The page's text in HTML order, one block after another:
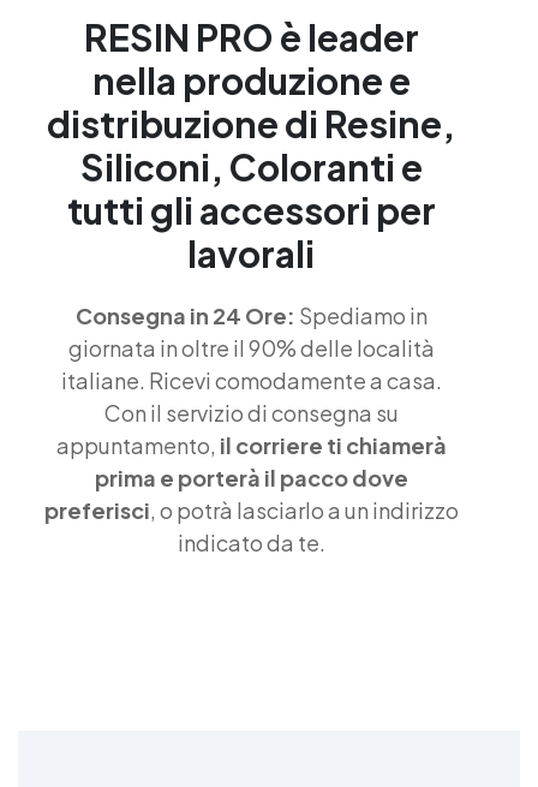
RESIN PRO è leader
nella produzione e
distribuzione di Resine,
Siliconi, Coloranti e
tutti gli accessori per
lavorali
Consegna in 24 Ore: Spediamo in
giornata in oltre il 90% delle località
italiane. Ricevi comodamente a casa.
Con il servizio di consegna su
appuntamento, il corriere ti chiamerà
prima e porterà il pacco dove
preferisci, o potrà lasciarlo a un indirizzo
indicato da te.